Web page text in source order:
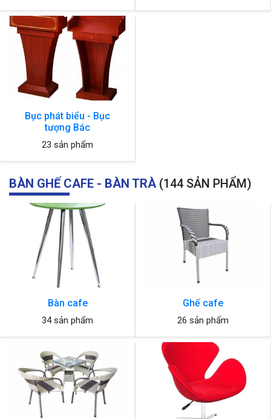
Bục phát biểu - Bục
tượng Bác
23 sản phẩm
BÀN GHẾ CAFE - BÀN TRÀ(144 SẢN PHẨM)
Bàn cafe
34 sản phẩm
Ghế cafe
26 sản phẩm